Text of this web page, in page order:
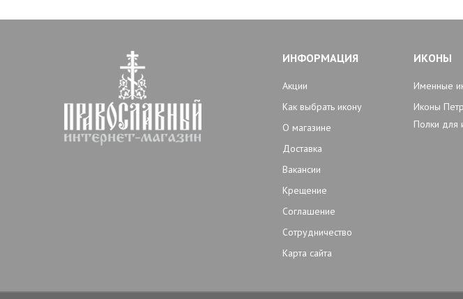
ИНФОРМАЦИЯ
Акции
Как выбрать икону
О магазине
Доставка
Вакансии
Крещение
Соглашение
Сотрудничество
Карта сайта
ИКОНЫ
Именные
Иконы
Полки для